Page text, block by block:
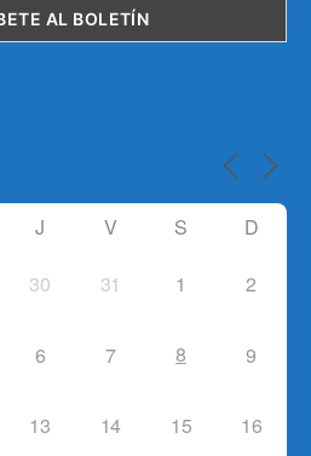
J V S D
30 31 1 2
6 7 8 9
13 14 15 16